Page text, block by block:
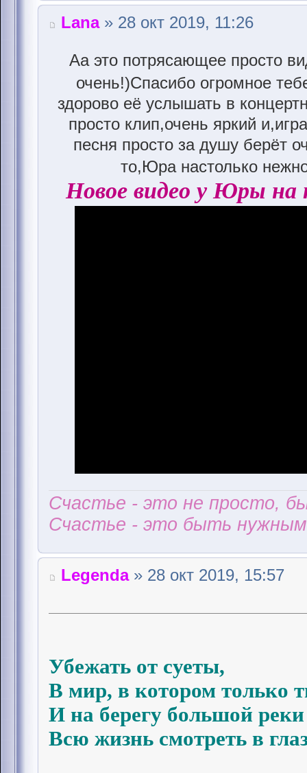
Lana» 28 окт 2019, 11:26
Аа это потрясающее просто
очень!)Спасибо огромное
здорово её услышать в
просто клип,очень яркий
песня просто за душу берёт
то,Юра настолько
Новое видео у Юры на
Счастье - это не просто,
Счастье - это быть
Legenda» 28 окт 2019, 15:57
Убежать от суеты,
В мир, в котором только
И на берегу большой реки
Всю жизнь смотреть в